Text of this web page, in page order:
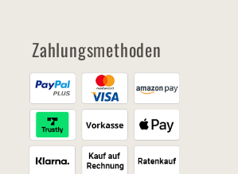
Zahlungsmethoden